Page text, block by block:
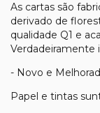
As cartas são
derivado de
qualidade Q1 e
Verdadeiramente
- Novo e
Papel e tintas